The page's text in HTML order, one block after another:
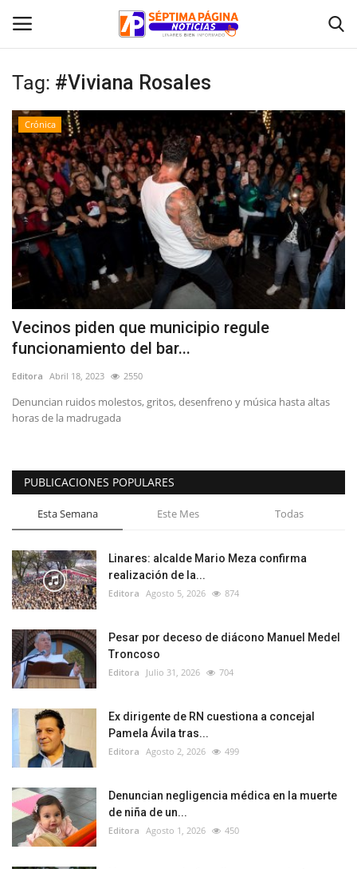
Inicio
Crónica
Policial
Tribunales
Deporte
Política
Espectáculos
Tag: #Viviana Rosales
Crónica
Vecinos piden que municipio regule
funcionamiento del bar...
Editora Abril 18, 2023 2550
Denuncian ruidos molestos, gritos, desenfreno y música hasta altas
horas de la madrugada
PUBLICACIONES POPULARES
Esta Semana Este Mes Todas
Linares: alcalde Mario Meza confirma
realización de la...
Editora Agosto 5, 2026 874
Pesar por deceso de diácono Manuel Medel
Troncoso
Editora Julio 31, 2026 704
Ex dirigente de RN cuestiona a concejal
Pamela Ávila tras...
Editora Agosto 2, 2026 499
Denuncian negligencia médica en la muerte
de niña de un...
Editora Agosto 1, 2026 450